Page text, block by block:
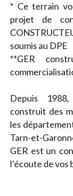
* Ce terrain
projet de
soumis au DPE
**GER
Depuis
construit des
les
Tarn-et-
GER est un
l’écoute de